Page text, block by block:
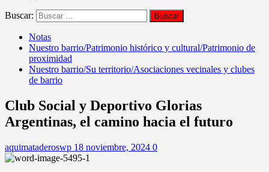
Buscar:
Notas
Nuestro barrio/Patrimonio histórico y cultural/Patrimonio de
proximidad
Nuestro barrio/Su territorio/Asociaciones vecinales y clubes
de barrio
Club Social y Deportivo Glorias
Argentinas, el camino hacia el futuro
aquimataderoswp 18 noviembre, 2024 0